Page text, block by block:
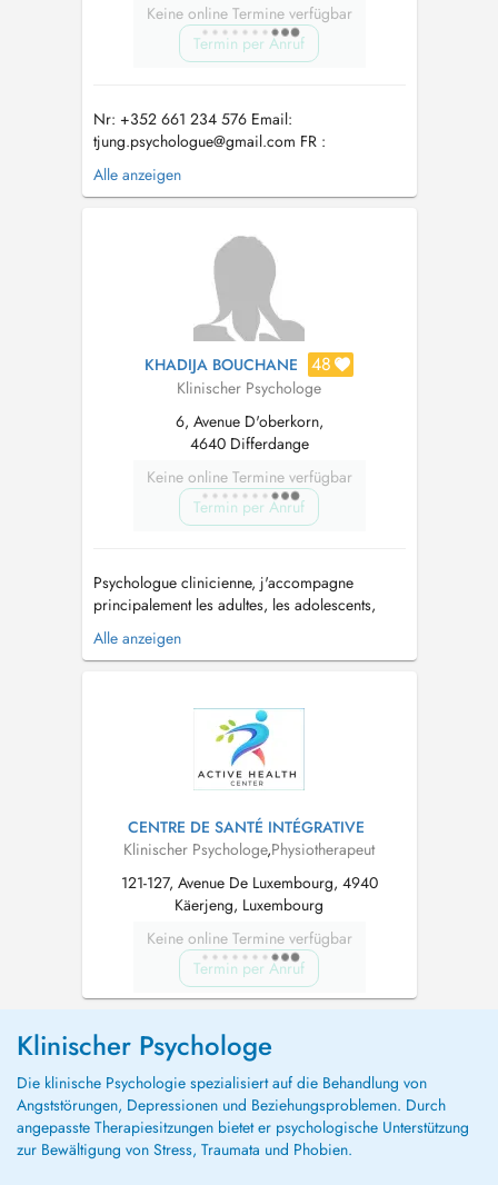
Keine online Termine verfügbar
Termin per Anruf
Nr: +352 661 234 576 Email:
tjung.psychologue@gmail.com FR :
Consultation online ( --> via teams) Consultation
à domicile (--> mais aussi lors d'une
Online Konsultatiounen ( --> via Teams )
Konsultatiounen à domicile (--> awer och ...
Alle anzeigen
KHADIJA BOUCHANE 48
Klinischer Psychologe
6, Avenue D'oberkorn,
4640 Differdange
Keine online Termine verfügbar
Termin per Anruf
Psychologue clinicienne, j'accompagne
principalement les adultes, les adolescents,
ainsi que les couples et les familles, dans un
cadre bienveillant, confidentiel et respectueux.
soutien des ressources propres à cha...
Alle anzeigen
CENTRE DE SANTÉ INTÉGRATIVE
Klinischer Psychologe,Physiotherapeut
121-127, Avenue De Luxembourg, 4940
Käerjeng, Luxembourg
Keine online Termine verfügbar
Termin per Anruf
Klinischer Psychologe
Die klinische Psychologie spezialisiert auf die Behandlung von
Angststörungen, Depressionen und Beziehungsproblemen. Durch
angepasste Therapiesitzungen bietet er psychologische Unterstützung
zur Bewältigung von Stress, Traumata und Phobien.